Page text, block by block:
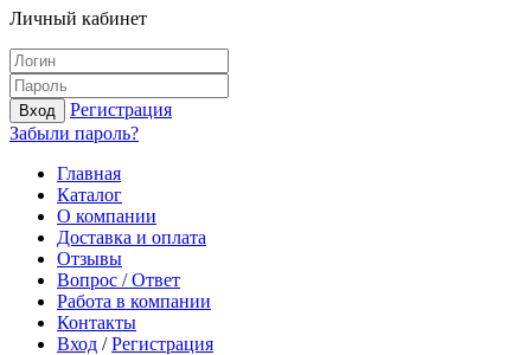
Личный кабинет
Вход
Регистрация
Забыли пароль?
Главная
Каталог
О компании
Доставка и оплата
Отзывы
Вопрос / Ответ
Работа в компании
Контакты
Вход /Регистрация